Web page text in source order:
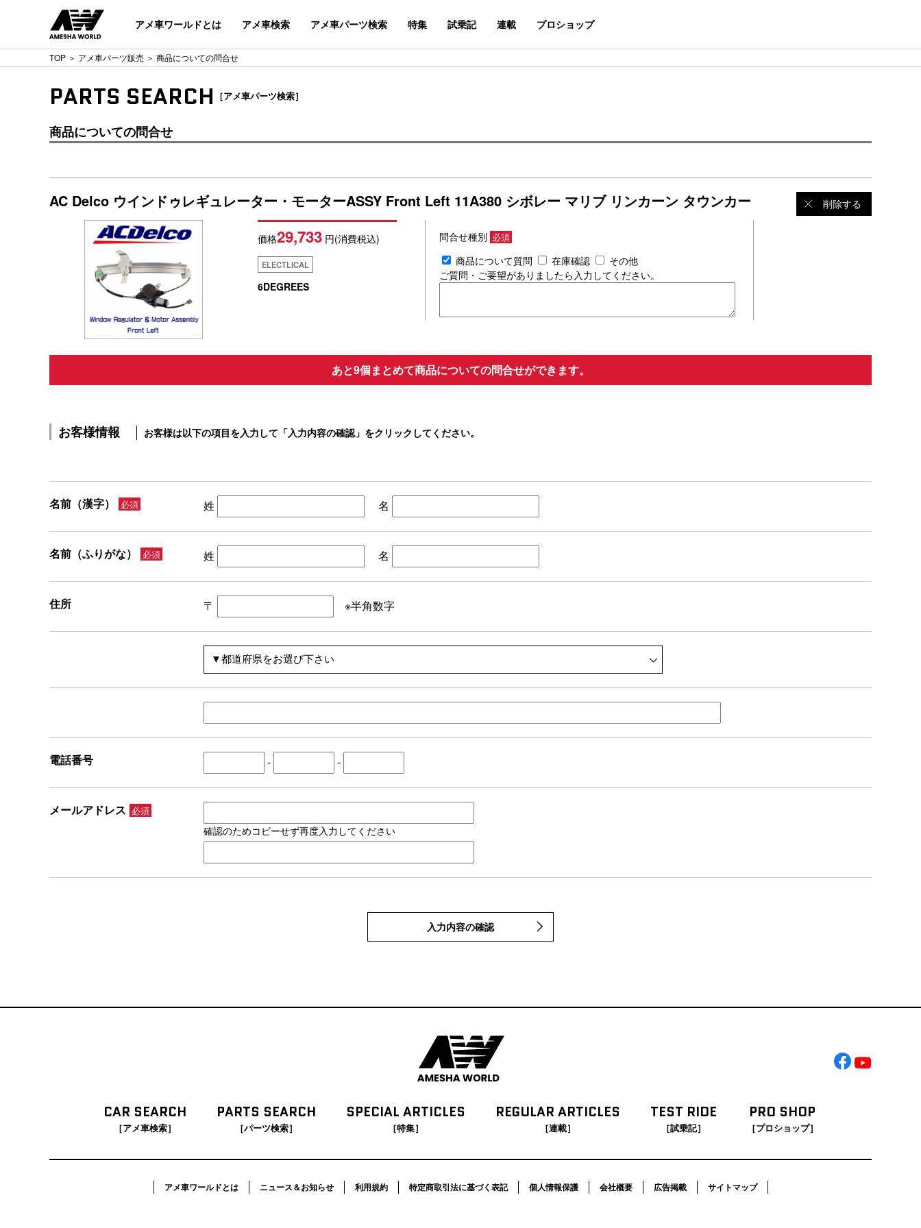
アメ車ワールドとは アメ車検索 アメ車パーツ検索 特集 試乗記 連載 プロショップ
TOP ＞ アメ車パーツ販売 ＞ 商品についての問合せ
PARTS SEARCH ［アメ車パーツ検索］
商品についての問合せ
AC Delco ウインドゥレギュレーター・モーターASSY Front Left 11A380 シボレー マリブ リンカーン タウンカー 削除する
価格29,733 円(消費税込)
ELECTLICAL
6DEGREES
問合せ種別 必須
商品について質問 在庫確認
その他
ご質問・ご要望がありましたら入力してください。
あと9個まとめて商品についての問合せができます。
お客様情報 お客様は以下の項目を入力して「入力内容の確認」をクリックしてください。
名前（漢字） 必須 姓 名
名前（ふりがな） 必須 姓 名
住所 〒 ※半角数字
電話番号 - -
メールアドレス 必須
確認のためコピーせず再度入力してください
入力内容の確認
CAR SEARCH
［アメ車検索］
PARTS SEARCH
［パーツ検索］
SPECIAL ARTICLES
［特集］
REGULAR ARTICLES
［連載］
TEST RIDE
［試乗記］
PRO SHOP
［プロショップ］
アメ車ワールドとは ニュース＆お知らせ 利用規約 特定商取引法に基づく表記 個人情報保護 会社概要 広告掲載 サイトマップ